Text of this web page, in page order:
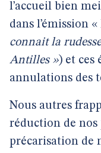
l’accueil bien
dans l’émission
connait la
Antilles ») et ces
annulations des
Nous autres
réduction de nos
précarisation de